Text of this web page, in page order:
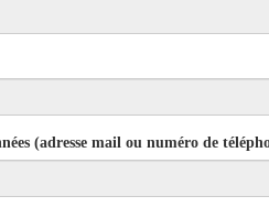
(adresse mail ou numéro de